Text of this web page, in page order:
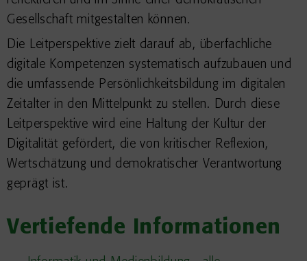
Gesellschaft mitgestalten können.
Die Leitperspektive zielt darauf ab, überfachliche
digitale Kompetenzen systematisch aufzubauen und
die umfassende Persönlichkeitsbildung im digitalen
Zeitalter in den Mittelpunkt zu stellen. Durch diese
Leitperspektive wird eine Haltung der Kultur der
Digitalität gefördert, die von kritischer Reflexion,
Wertschätzung und demokratischer Verantwortung
geprägt ist.
Vertiefende Informationen